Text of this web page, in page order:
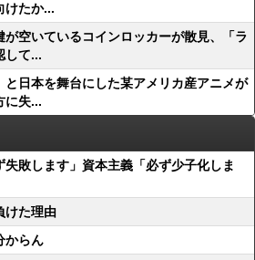
けたか...
空いているコインロッカーが散見、「ラ
して...
と日本を舞台にした某アメリカ産アニメが
に失...
敗します」資本主義「必ず少子化しま
けた理由
からん